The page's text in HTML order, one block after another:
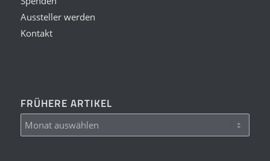
Aussteller werden
Kontakt
FRÜHERE ARTIKEL